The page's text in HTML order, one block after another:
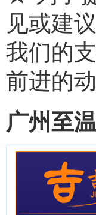
见或建
我们的
前进的
广州至